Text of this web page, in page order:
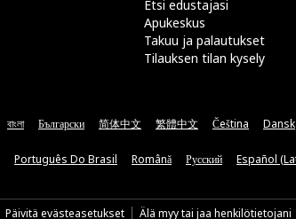
Etsi edustajasi
Apukeskus
Takuu ja palautukset
Tilauksen tilan kysely
বাংলা Български 简体中文 繁體中文 Čeština Dansk
Português Do Brasil Română Русский Español
Päivitä evästeasetukset Älä myy tai jaa henkilötietojani